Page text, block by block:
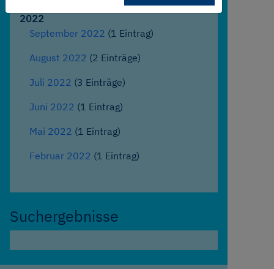
2022
September 2022 (1 Eintrag)
August 2022 (2 Einträge)
Juli 2022 (3 Einträge)
Juni 2022 (1 Eintrag)
Mai 2022 (1 Eintrag)
Februar 2022 (1 Eintrag)
Suchergebnisse